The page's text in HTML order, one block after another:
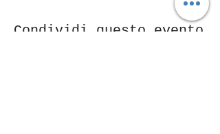
Condividi questo evento